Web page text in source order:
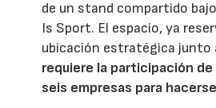
de un stand compartido
Is Sport. El espacio, ya
ubicación estratégica junto
requiere la participación de
seis empresas para